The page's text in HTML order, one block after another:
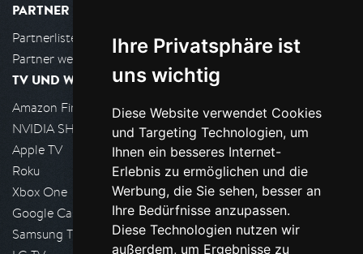
Ihre Privatsphäre ist
uns wichtig
Diese Website verwendet Cookies
und Targeting Technologien, um
Ihnen ein besseres Internet-
Erlebnis zu ermöglichen und die
Werbung, die Sie sehen, besser an
Ihre Bedürfnisse anzupassen.
Diese Technologien nutzen wir
außerdem, um Ergebnisse zu
PARTNER
Partnerliste
Partner werden
TV UND WOHNZIMMER
Amazon FireTV
NVIDIA SHIELD, Google TV
Apple TV
Roku
Xbox One
Google Cast
Samsung TV